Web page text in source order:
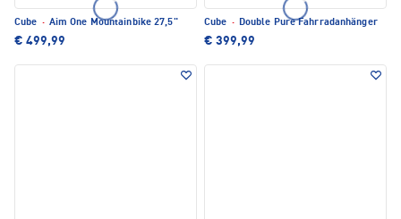
Cube · Aim One Mountainbike 27,5"
€ 499,99
Cube · Double Pure Fahrradanhänger
€ 399,99